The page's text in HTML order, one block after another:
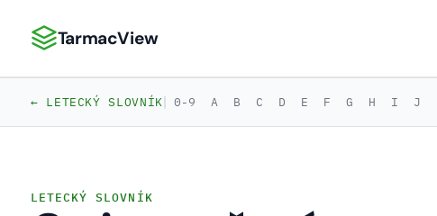
TarmacView: Precizní letecká analytika
TarmacView
← LETECKÝ SLOVNÍK| 0-9 A B C D E F G H I J
LETECKÝ SLOVNÍK